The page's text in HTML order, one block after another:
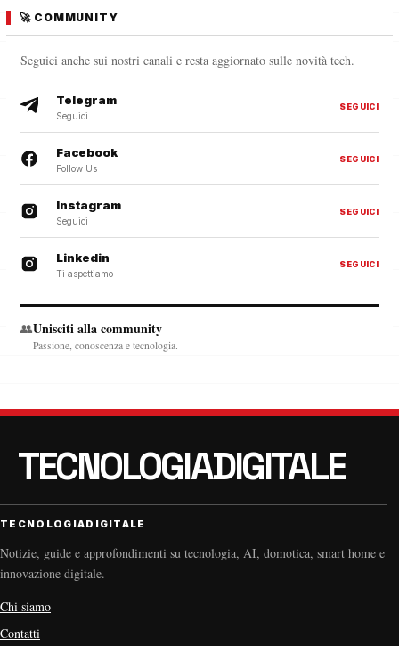
🚀 COMMUNITY
Seguici anche sui nostri canali e resta aggiornato sulle novità tech.
Telegram
Seguici
SEGUICI
Facebook
Follow Us
SEGUICI
Instagram
Seguici
SEGUICI
Linkedin
Ti aspettiamo
SEGUICI
👥Unisciti alla community
Passione, conoscenza e tecnologia.
TECNOLOGIADIGITALE
Notizie, guide e approfondimenti su tecnologia, AI, domotica, smart home e
innovazione digitale.
Chi siamo
Contatti